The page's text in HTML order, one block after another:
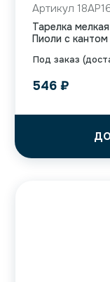
Под заказ
Артикул
Тарелка
Пиоли с кантом
546 ₽